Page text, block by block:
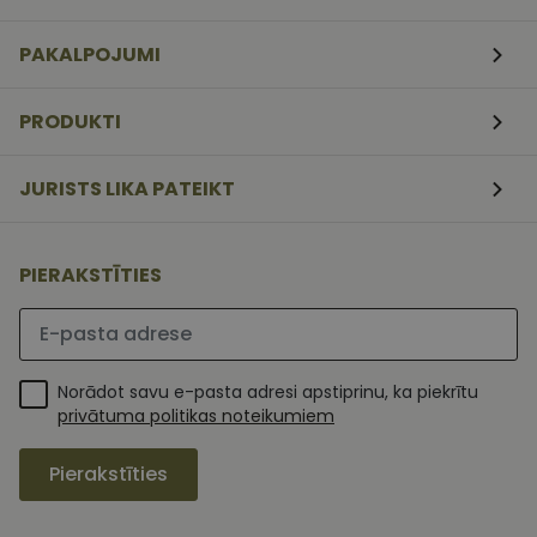
PAKALPOJUMI
PRODUKTI
JURISTS LIKA PATEIKT
PIERAKSTĪTIES
Lūdzu ievadiet e-pasta adresi
Norādot savu e-pasta adresi apstiprinu, ka piekrītu
privātuma politikas noteikumiem
Pierakstīties
atcerētos
ir
sīkfailu